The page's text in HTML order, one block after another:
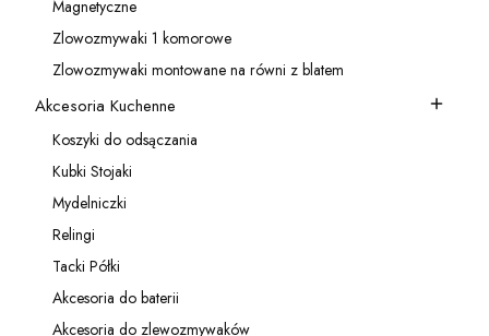
Kategoria - Magnetyczne
Magnetyczne
Kategoria - Zlowozmywaki 1 komorowe
Zlowozmywaki 1 komorowe
Kategoria - Zlowozmywaki montowane na równi z blatem
Zlowozmywaki montowane na równi z blatem
Kategoria - Akcesoria Kuchenne
Akcesoria Kuchenne
Kategoria - Koszyki do odsączania
Koszyki do odsączania
Kategoria - Kubki Stojaki
Kubki Stojaki
Kategoria - Mydelniczki
Mydelniczki
Kategoria - Relingi
Relingi
Kategoria - Tacki Półki
Tacki Półki
Kategoria - Akcesoria do baterii
Akcesoria do baterii
Akcesoria do zlewozmywaków